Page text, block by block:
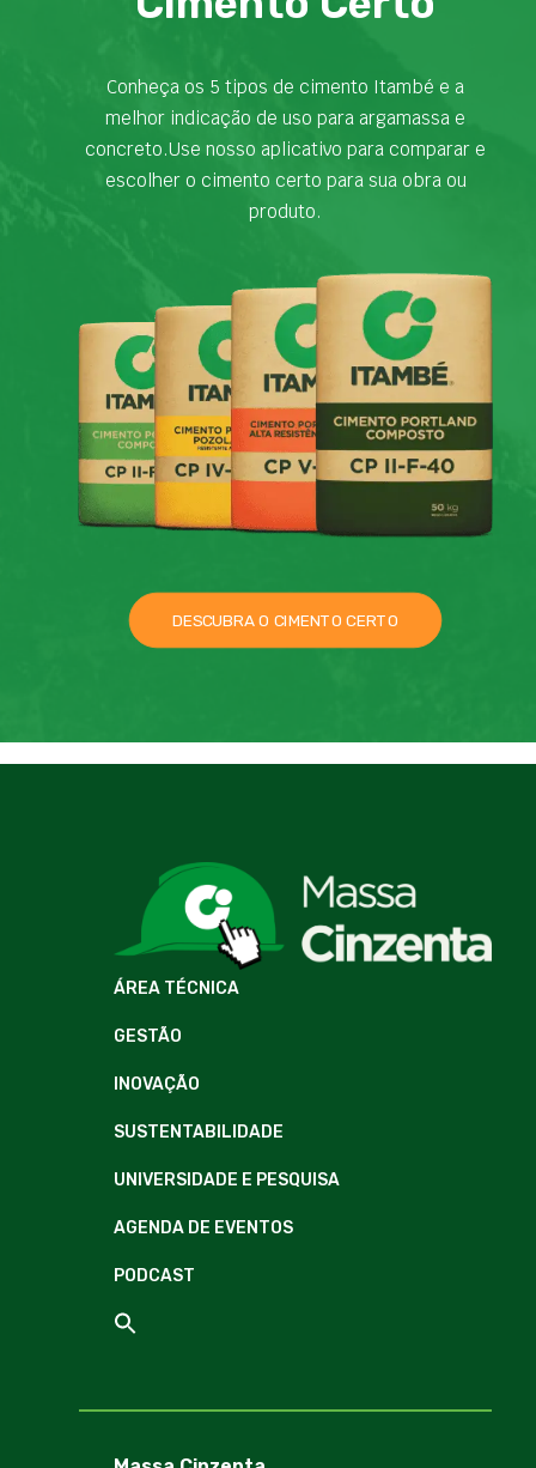
Conheça os 5 tipos de cimento Itambé e a
melhor indicação de uso para argamassa e
concreto.Use nosso aplicativo para comparar e
escolher o cimento certo para sua obra ou
produto.
DESCUBRA O CIMENTO CERTO
ÁREA TÉCNICA
GESTÃO
INOVAÇÃO
SUSTENTABILIDADE
UNIVERSIDADE E PESQUISA
AGENDA DE EVENTOS
PODCAST